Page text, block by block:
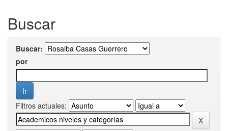
Buscar
Buscar:
por
Filtros actuales: